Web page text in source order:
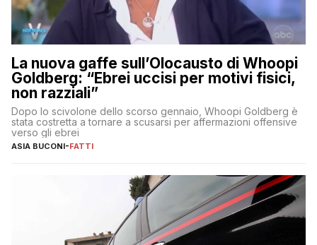
La nuova gaffe sull’Olocausto di Whoopi
Goldberg: “Ebrei uccisi per motivi fisici,
non razziali”
Dopo lo scivolone dello scorso gennaio, Whoopi Goldberg è
stata costretta a tornare a scusarsi per affermazioni offensive
verso gli ebrei
ASIA BUCONI-FATTI